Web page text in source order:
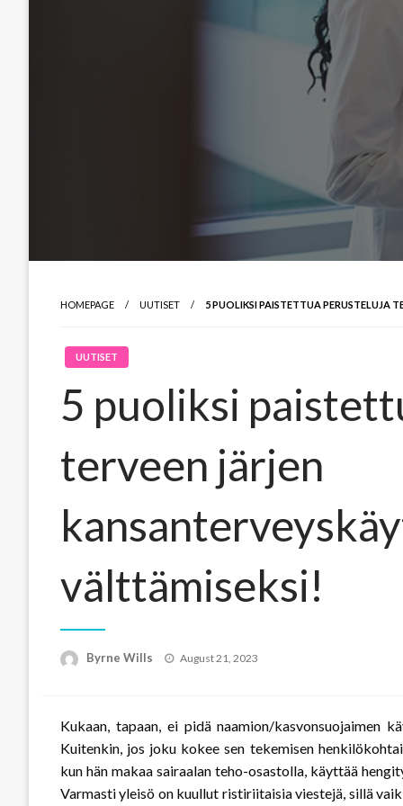
HOMEPAGE UUTISET 5 PUOLIKSI PAISTETTUA PERUSTELUJA
UUTISET
5 puoliksi
terveen järjen
välttämiseksi!
Byrne Wills
Posted
August 21, 2023
Kukaan, tapaan, ei pidä naamion/kasvonsuojaimen
Kuitenkin, jos joku kokee sen tekemisen
kun hän makaa sairaalan teho-osastolla, käyttää
Varmasti yleisö on kuullut ristiriitaisia viestejä, sillä